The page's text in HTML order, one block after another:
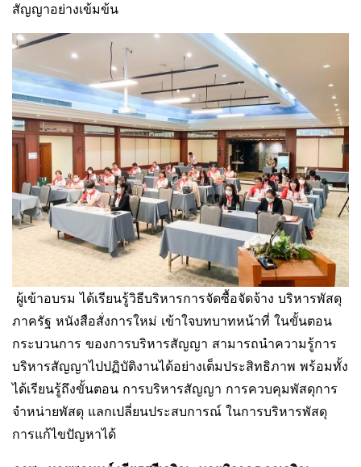
สัญญาอย่างเข้มข้น
ผู้เข้าอบรม ได้เรียนรู้วิธีบริหารการจัดซื้อจัดจ้าง บริหารพัสดุ
ภาครัฐ หนังสือสั่งการใหม่ เข้าใจบทบาทหน้าที่ ในขั้นตอน
กระบวนการ ของการบริหารสัญญา สามารถนำความรู้การ
บริหารสัญญาไปปฏิบัติงานได้อย่างเต็มประสิทธิภาพ พร้อมทั้ง
ได้เรียนรู้ถึงขั้นตอน การบริหารสัญญา การควบคุมพัสดุการ
จำหน่ายพัสดุ แลกเปลี่ยนประสบการณ์ ในการบริหารพัสดุ
การแก้ไขปัญหาได้